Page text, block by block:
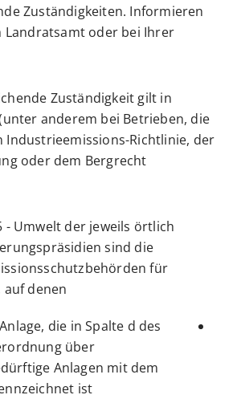
Zuständigkeiten. Informieren
Landratsamt oder bei Ihrer
Zuständigkeit gilt in
anderem bei Betrieben, die
Industrieemissions-Richtlinie, der
oder dem Bergrecht
- Umwelt der jeweils örtlich
sind die
für
denen:
die in Spalte d des
über
Anlagen mit dem
ist,